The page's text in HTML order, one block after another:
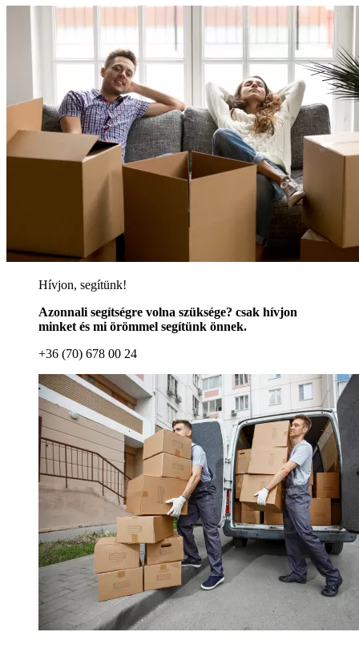
Hívjon, segítünk!
Azonnali segítségre volna szüksége? csak hívjon
minket és mi örömmel segítünk önnek.
+36 (70) 678 00 24